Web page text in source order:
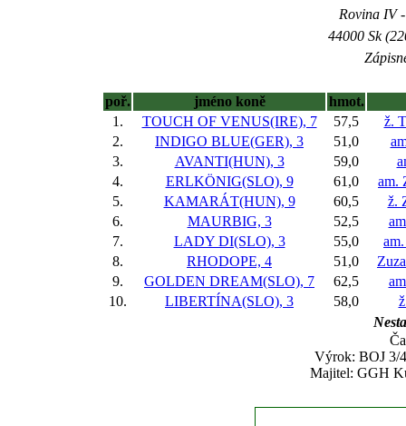
Rovina IV
44000 Sk
poř. jméno koně
hmot.
1.
TOUCH OF VENUS(IRE), 7 57,5
ž.
2.
INDIGO BLUE(GER), 3 51,0
3.
AVANTI(HUN), 3 59,0
4.
ERLKÖNIG(SLO), 9 61,0
am.
5.
KAMARÁT(HUN), 9 60,5
ž.
6.
MAURBIG, 3 52,5
7.
LADY DI(SLO), 3 55,0
8.
RHODOPE, 4 51,0
9.
GOLDEN DREAM(SLO), 7 62,5
10.
LIBERTÍNA(SLO), 3 58,0
Výrok: BOJ 3/
Majitel: GGH